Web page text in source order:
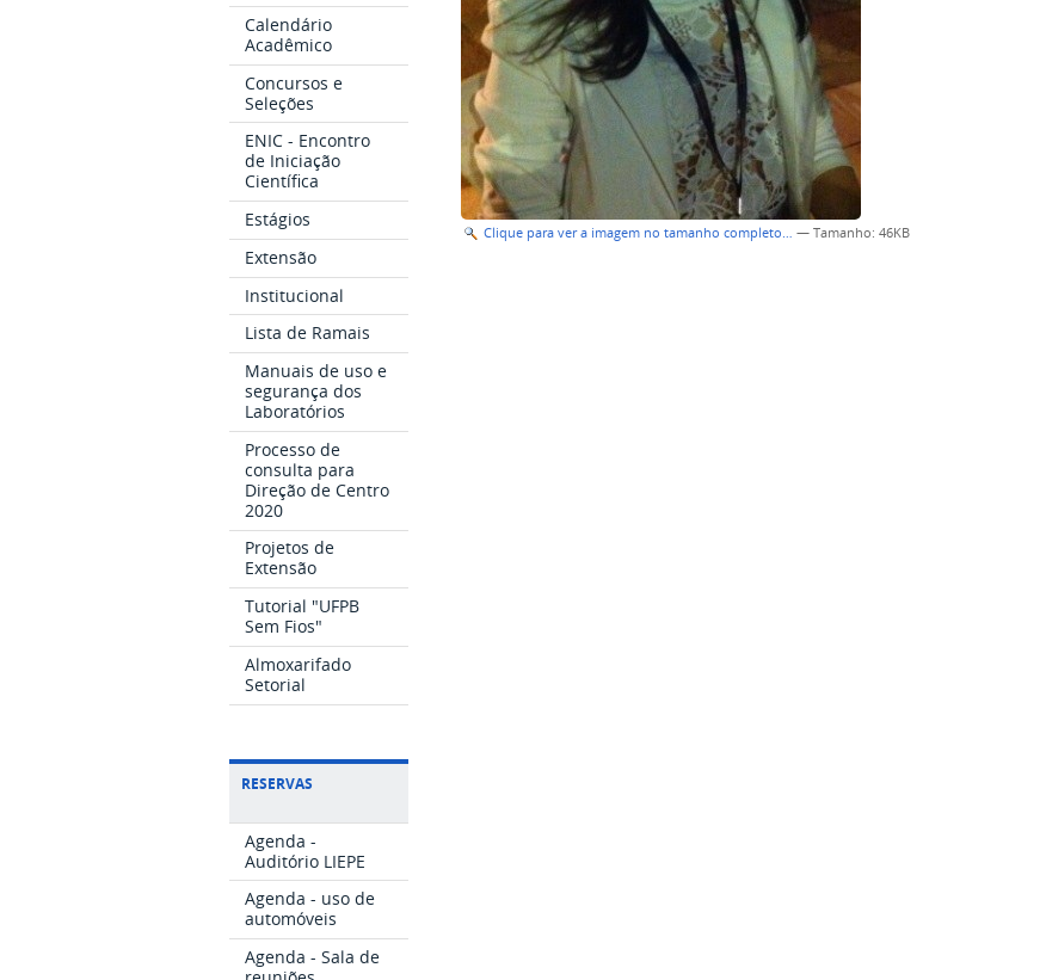
Calendário
Acadêmico
Concursos e
Seleções
ENIC - Encontro
de Iniciação
Científica
Estágios
Extensão
Institucional
Lista de Ramais
Manuais de uso e
segurança dos
Laboratórios
Processo de
consulta para
Direção de Centro
2020
Projetos de
Extensão
Tutorial "UFPB
Sem Fios"
Almoxarifado
Setorial
RESERVAS
Agenda -
Auditório LIEPE
Agenda - uso de
automóveis
Agenda - Sala de
Clique para ver a imagem no tamanho completo… —Tamanho: 46KB